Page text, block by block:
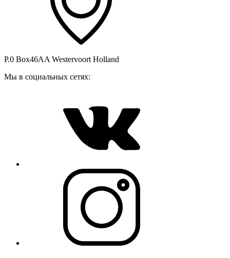
P.0 Box46AA Westervoort Holland
Мы в социальных сетях: